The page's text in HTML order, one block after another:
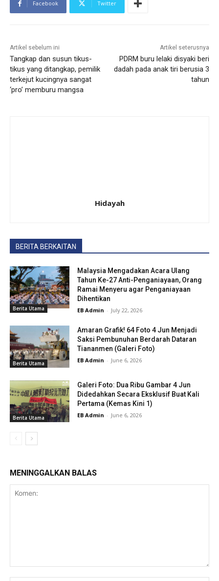
Facebook Twitter
Artikel sebelum ini
Tangkap dan susun tikus-
tikus yang ditangkap, pemilik
terkejut kucingnya sangat
‘pro’ memburu mangsa
Artikel seterusnya
PDRM buru lelaki disyaki beri
dadah pada anak tiri berusia 3
tahun
Hidayah
BERITA BERKAITAN
Berita Utama
Malaysia Mengadakan Acara Ulang
Tahun Ke-27 Anti-Penganiayaan, Orang
Ramai Menyeru agar Penganiayaan
Dihentikan
EB Admin - July 22, 2026
Berita Utama
Amaran Grafik! 64 Foto 4 Jun Menjadi
Saksi Pembunuhan Berdarah Dataran
Tiananmen (Galeri Foto)
EB Admin - June 6, 2026
Berita Utama
Galeri Foto: Dua Ribu Gambar 4 Jun
Didedahkan Secara Eksklusif Buat Kali
Pertama (Kemas Kini 1)
EB Admin - June 6, 2026
MENINGGALKAN BALAS